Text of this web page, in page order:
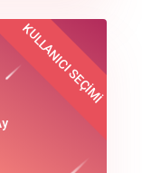
KULLANICI SEÇİMİ